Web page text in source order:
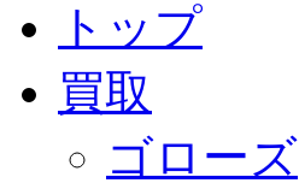
トップ
買取
ゴローズ